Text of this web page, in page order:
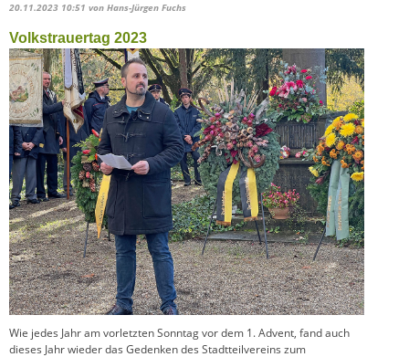
20.11.2023 10:51 von Hans-Jürgen Fuchs
Volkstrauertag 2023
Wie jedes Jahr am vorletzten Sonntag vor dem 1. Advent, fand auch
dieses Jahr wieder das Gedenken des Stadtteilvereins zum